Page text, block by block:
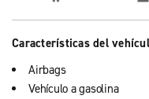
Características del
Airbags
Vehículo a gasolina